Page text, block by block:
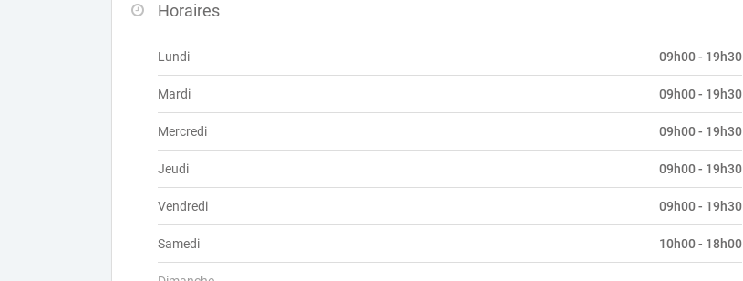
Horaires
Lundi 09h00 - 19h30
Mardi 09h00 - 19h30
Mercredi 09h00 - 19h30
Jeudi 09h00 - 19h30
Vendredi 09h00 - 19h30
Samedi 10h00 - 18h00